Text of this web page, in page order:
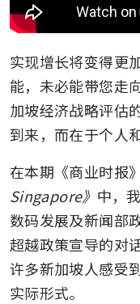
实现增长将变得更
能，未必能带您走
加坡经济战略评估
到来，而在于个人
在本期《商业时报
Singapore》 中，
数码发展及新闻部
超越政策宣导的对
许多新加坡人感受
实际形式。